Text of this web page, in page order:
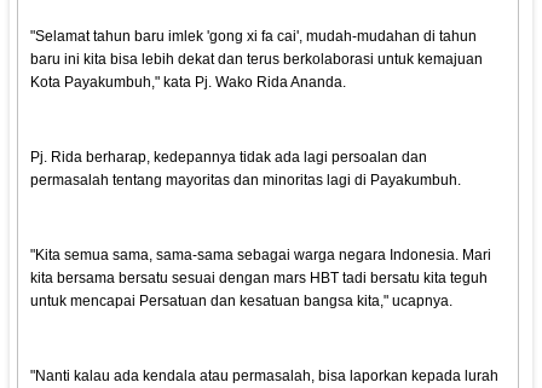
"Selamat tahun baru imlek 'gong xi fa cai', mudah-mudahan di tahun
baru ini kita bisa lebih dekat dan terus berkolaborasi untuk kemajuan
Kota Payakumbuh," kata Pj. Wako Rida Ananda.
Pj. Rida berharap, kedepannya tidak ada lagi persoalan dan
permasalah tentang mayoritas dan minoritas lagi di Payakumbuh.
"Kita semua sama, sama-sama sebagai warga negara Indonesia. Mari
kita bersama bersatu sesuai dengan mars HBT tadi bersatu kita teguh
untuk mencapai Persatuan dan kesatuan bangsa kita," ucapnya.
"Nanti kalau ada kendala atau permasalah, bisa laporkan kepada lurah